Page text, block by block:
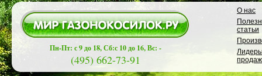
Пн-Пт: с 9 до 18, Сб:с 10 до 16, Вс: -
(495) 662-73-91
О нас
статьи
продаж